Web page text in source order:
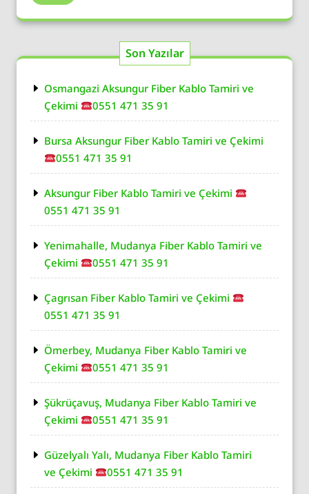
Son Yazılar
Osmangazi Aksungur Fiber Kablo Tamiri ve
Çekimi
0551 471 35 91
Bursa Aksungur Fiber Kablo Tamiri ve Çekimi
0551 471 35 91
Aksungur Fiber Kablo Tamiri ve Çekimi
0551 471 35 91
Yenimahalle, Mudanya Fiber Kablo Tamiri ve
Çekimi
0551 471 35 91
Çagrısan Fiber Kablo Tamiri ve Çekimi
0551 471 35 91
Ömerbey, Mudanya Fiber Kablo Tamiri ve
Çekimi
0551 471 35 91
Şükrüçavuş, Mudanya Fiber Kablo Tamiri ve
Çekimi
0551 471 35 91
Güzelyalı Yalı, Mudanya Fiber Kablo Tamiri
ve Çekimi
0551 471 35 91